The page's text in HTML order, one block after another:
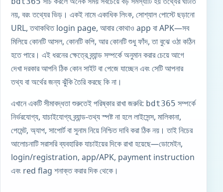
নয়, বরং তথ্যের ভিড়। একই নামে একাধিক লিংক, সোশ্যাল পোস্টে ছড়ানো
URL, তথাকথিত login page, আবার কোথাও app বা APK—সব
মিলিয়ে কোনটি আসল, কোনটি কপি, আর কোনটি শুধু ফাঁদ, তা বুঝে ওঠা কঠিন
হতে পারে। এই ধরনের ক্ষেত্রে ব্র্যান্ড সম্পর্কে অনুমান করার চেয়ে আগে
দেখা দরকার আপনি ঠিক কোন সাইট বা পেজে যাচ্ছেন এবং সেটি আপনার
তথ্য বা অর্থের জন্য ঝুঁকি তৈরি করছে কি না।
এখানে একটি সীমাবদ্ধতা শুরুতেই পরিষ্কার রাখা জরুরি: bdt365 সম্পর্কে
নির্ভরযোগ্য, যাচাইযোগ্য ব্র্যান্ড-তথ্য স্পষ্ট না হলে লাইসেন্স, মালিকানা,
পেমেন্ট, অ্যাপ, সাপোর্ট বা সুনাম নিয়ে নিশ্চিত দাবি করা ঠিক নয়। তাই নিচের
আলোচনাটি সরাসরি ব্যবহারিক যাচাইয়ের দিকে রাখা হয়েছে—ডোমেইন,
login/registration, app/APK, payment instruction
এবং red flag শনাক্ত করার দিক থেকে।